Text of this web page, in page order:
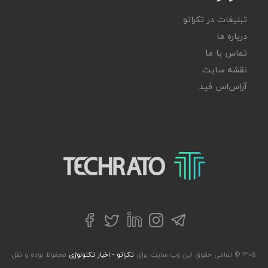
تبلیغات در تکراتو
درباره ما
تماس با ما
نقشه سایت
آر‌اس‌اس فید
تکراتو – زندگی با تکنولوژی
تلگراماینستاگرام
لینکداینتوییترفیسبوک
۱۴۰۵ © تمامی حقوق این وب سایت برای تکراتو - اخبار تکنولوژی محفوظ بوده و نقل